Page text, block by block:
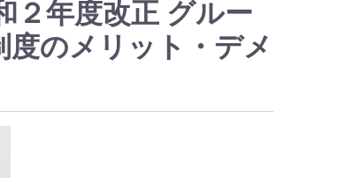
２年度改正 グルー
度のメリット・デメ